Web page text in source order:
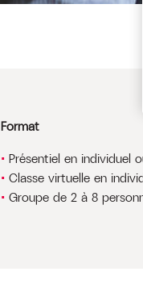
Format
Présentiel en individuel
Classe virtuelle en
Groupe de 2 à 8